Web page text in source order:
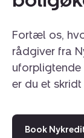
Fortæl os,
rådgiver fra
uforpligtende
er du et
Book